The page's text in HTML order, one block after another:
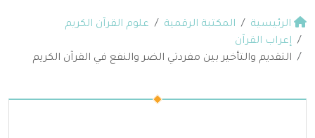
الرئيسية المكتبة الرقمية
علوم القرآن الكريم
إعراب القرآن
التقديم والتأخير بين مفردتي الضر والنفع في القرآن الكريم